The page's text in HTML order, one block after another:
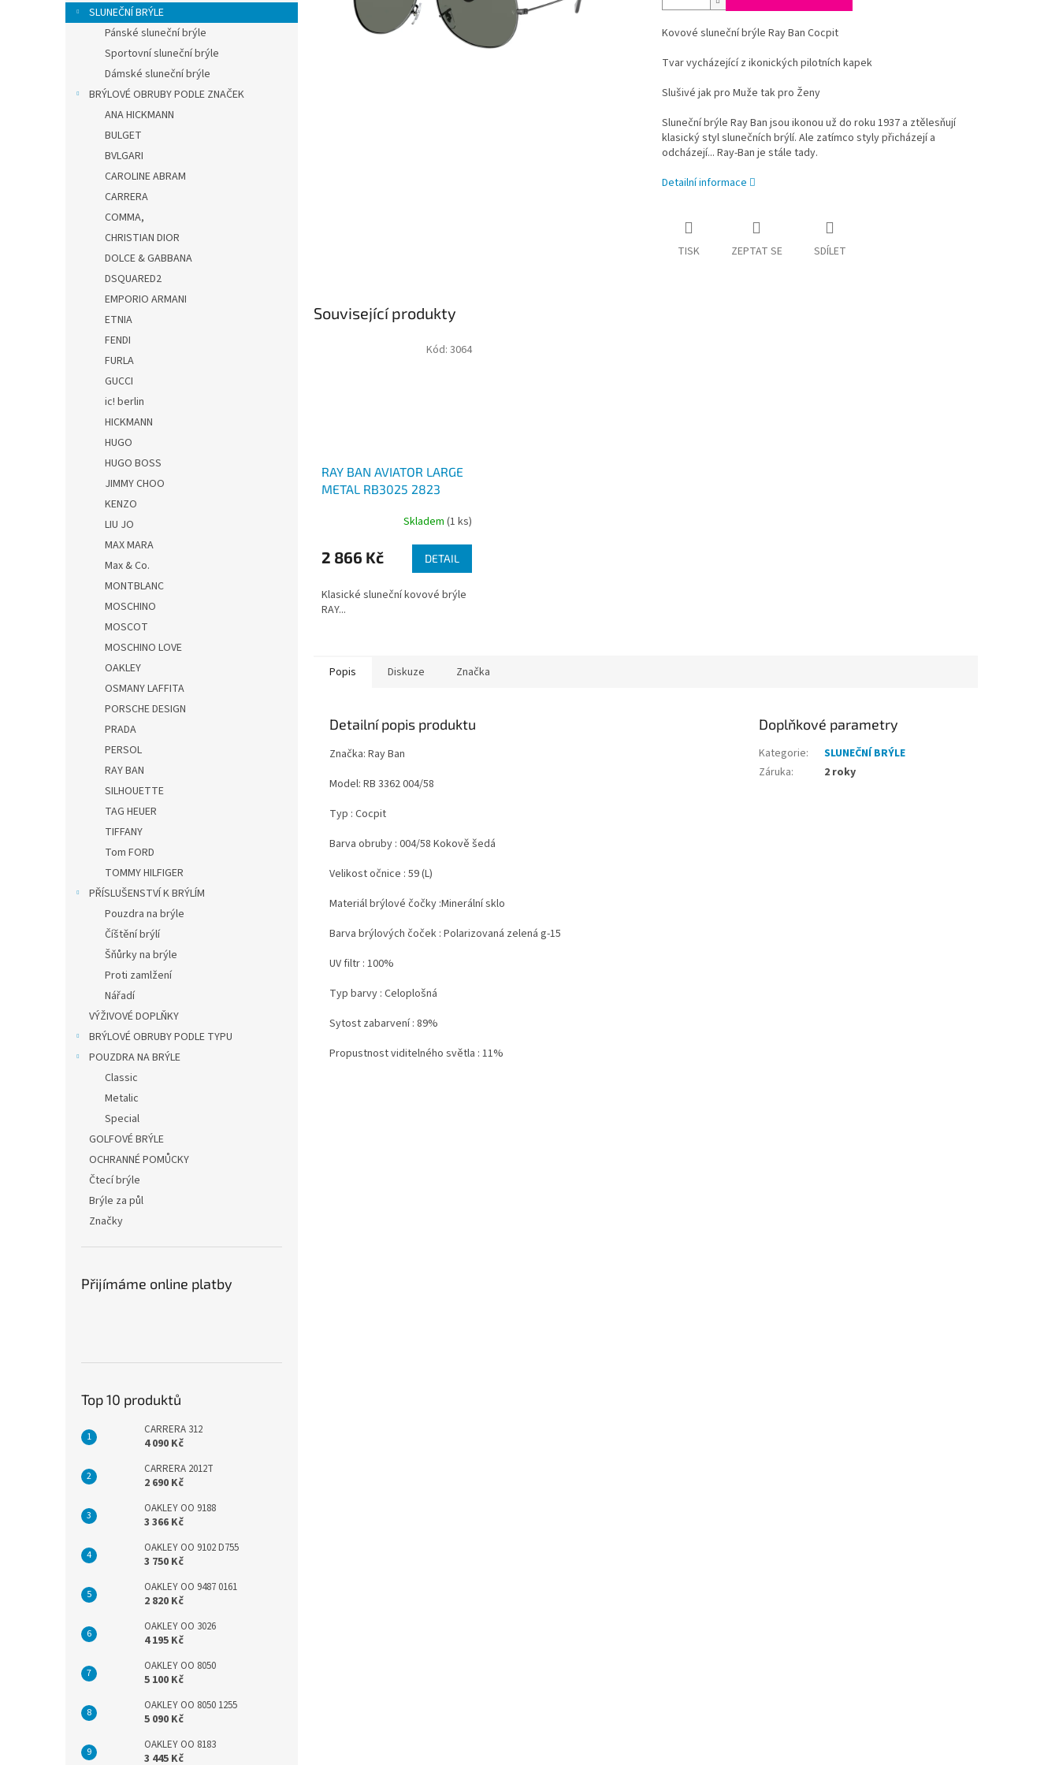
n
e
SLUNEČNÍ BRÝLE
Pánské sluneční brýle
Sportovní sluneční brýle
Dámské sluneční brýle
BRÝLOVÉ OBRUBY PODLE ZNAČEK
ANA HICKMANN
BULGET
BVLGARI
CAROLINE ABRAM
CARRERA
COMMA,
CHRISTIAN DIOR
DOLCE & GABBANA
DSQUARED2
EMPORIO ARMANI
ETNIA
FENDI
FURLA
GUCCI
ic! berlin
HICKMANN
HUGO
HUGO BOSS
JIMMY CHOO
KENZO
LIU JO
MAX MARA
Max & Co.
MONTBLANC
MOSCHINO
MOSCOT
MOSCHINO LOVE
OAKLEY
OSMANY LAFFITA
PORSCHE DESIGN
PRADA
PERSOL
RAY BAN
SILHOUETTE
TAG HEUER
TIFFANY
Tom FORD
TOMMY HILFIGER
PŘÍSLUŠENSTVÍ K BRÝLÍM
Pouzdra na brýle
Číštění brýlí
Šňůrky na brýle
Proti zamlžení
Nářadí
VÝŽIVOVÉ DOPLŇKY
BRÝLOVÉ OBRUBY PODLE TYPU
POUZDRA NA BRÝLE
Classic
Metalic
Special
GOLFOVÉ BRÝLE
OCHRANNÉ POMŮCKY
Čtecí brýle
Brýle za půl
Značky
Přijímáme online platby
Top 10 produktů
CARRERA 312
4 090 Kč
CARRERA 2012T
2 690 Kč
OAKLEY OO 9188
3 366 Kč
OAKLEY OO 9102 D755
3 750 Kč
OAKLEY OO 9487 0161
2 820 Kč
OAKLEY OO 3026
4 195 Kč
OAKLEY OO 8050
5 100 Kč
OAKLEY OO 8050 1255
5 090 Kč
OAKLEY OO 8183
3 445 Kč
Kovové sluneční brýle Ray Ban Cocpit
Tvar vycházející z ikonických pilotních kapek
Slušivé jak pro Muže tak pro Ženy
Sluneční brýle Ray Ban jsou ikonou už do roku 1937a ztělesňují
klasický styl slunečních brýlí. Ale zatímco styly přicházejí a
odcházejí... Ray-Ban je stále tady.
Detailní informace
TISK ZEPTAT SE SDÍLET
Související produkty
RAY BAN AVIATOR LARGE
METAL RB3025 2823
Skladem (1 ks)
2 866 Kč DETAIL
Klasické sluneční kovové brýle
RAY...
Kód: 3064
Popis Diskuze Značka
Detailní popis produktu
Značka: Ray Ban
Model: RB 3362 004/58
Typ : Cocpit
Barva obruby : 004/58 Kokově šedá
Velikost očnice : 59 (L)
Materiál brýlové čočky :Minerální sklo
Barva brýlových čoček : Polarizovaná zelená g-15
UV filtr : 100%
Typ barvy : Celoplošná
Sytost zabarvení : 89%
Propustnostviditelného světla : 11%
Doplňkové parametry
Kategorie:
SLUNEČNÍ BRÝLE
Záruka: 2 roky